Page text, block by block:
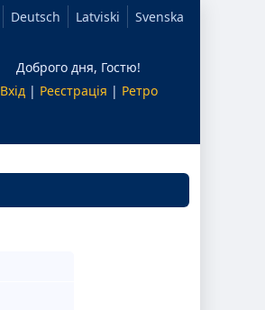
Deutsch Latviski Svenska
Доброго дня, Гостю!
Вхід| Реєстрація | Ретро